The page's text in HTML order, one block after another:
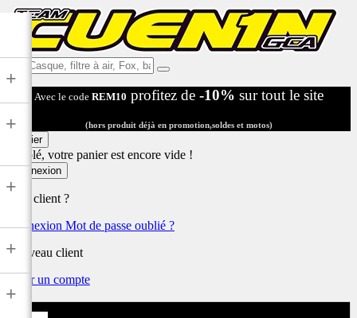
Ex:
Casque,
filtre
air,
Fox,
...
Avec le code REM10 profitez de -10% sur tout le site
(hors produit déjà en promotion,soldes et motos)
Panier
Désolé, votre panier est encore vide !
Connexion
Déjà client ?
Connexion Mot de passe oublié ?
Nouveau client
Créer un compte
+
+
+
+
+